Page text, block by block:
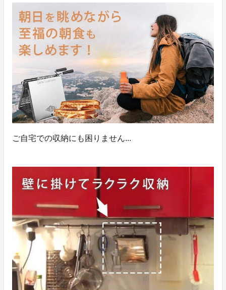
ご自宅での収納にも困りません...